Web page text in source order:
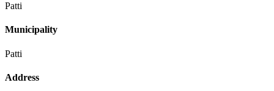
Patti
Municipality
Patti
Address